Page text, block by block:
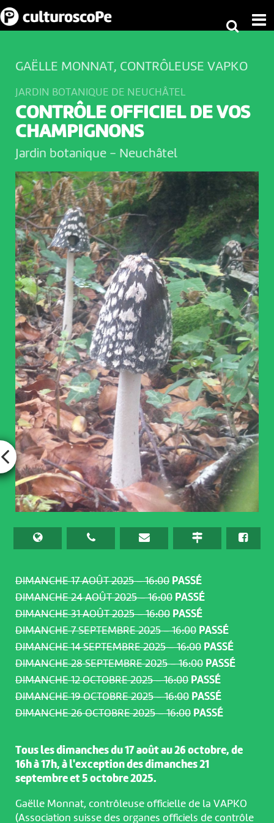
DIMANCHE 17 AOÛT 2025 – 16:00 PASSÉ
DIMANCHE 24 AOÛT 2025 – 16:00 PASSÉ
DIMANCHE 31 AOÛT 2025 – 16:00 PASSÉ
DIMANCHE 7 SEPTEMBRE 2025 – 16:00 PASSÉ
DIMANCHE 14 SEPTEMBRE 2025 – 16:00 PASSÉ
DIMANCHE 28 SEPTEMBRE 2025 – 16:00 PASSÉ
DIMANCHE 12 OCTOBRE 2025 – 16:00 PASSÉ
DIMANCHE 19 OCTOBRE 2025 – 16:00 PASSÉ
DIMANCHE 26 OCTOBRE 2025 – 16:00 PASSÉ
GAËLLE MONNAT, CONTRÔLEUSE VAPKO
JARDIN BOTANIQUE DE NEUCHÂTEL
CONTRÔLE OFFICIEL DE VOS
CHAMPIGNONS
Jardin botanique - Neuchâtel
Tous les dimanches du 17 août au 26 octobre, de
16h à 17h, à l'exception des dimanches 21
septembre et 5 octobre 2025.
Gaëlle Monnat, contrôleuse officielle de la VAPKO
(Association suisse des organes officiels de contrôle